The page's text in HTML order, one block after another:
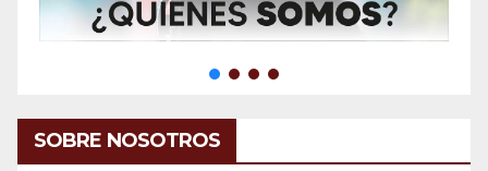
SOBRE NOSOTROS